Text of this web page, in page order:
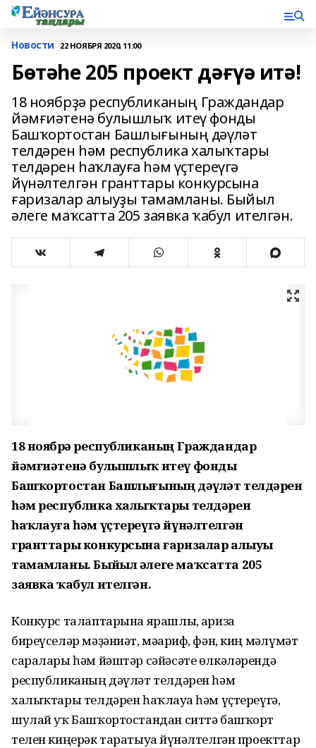
Новости 22 НОЯБРЯ 2020, 11:00
Бөтәһе 205 проект дәғүә итә!
18 ноябрҙә республиканың Граждандар
йәмғиәтенә булышлыҡ итеү фонды
Башҡортостан Башлығының дәүләт
телдәрен һәм республика халыҡтары
телдәрен һаҡлауға һәм үҫтереүгә
йүнәлтелгән гранттары конкурсына
ғаризалар алыуҙы тамамланы. Быйыл
әлеге маҡсатта 205 заявка ҡабул ителгән.
18 ноябрҙә республиканың Граждандар
йәмғиәтенә булышлыҡ итеү фонды
Башҡортостан Башлығының дәүләт телдәрен
һәм республика халыҡтары телдәрен
һаҡлауға һәм үҫтереүгә йүнәлтелгән
гранттары конкурсына ғаризалар алыуҙы
тамамланы. Быйыл әлеге маҡсатта 205
заявка ҡабул ителгән.
Конкурс талаптарына ярашлы, ғариза
биреүселәр мәҙәниәт, мәғариф, фән, киң мәғлүмәт
саралары һәм йәштәр сәйәсәте өлкәләрендә
республиканың дәүләт телдәрен һәм
халыҡтары телдәрен һаҡлауға һәм үҫтереүгә,
шулай уҡ Башҡортостандан ситтә башҡорт
телен киңерәк таратыуға йүнәлтелгән проекттар